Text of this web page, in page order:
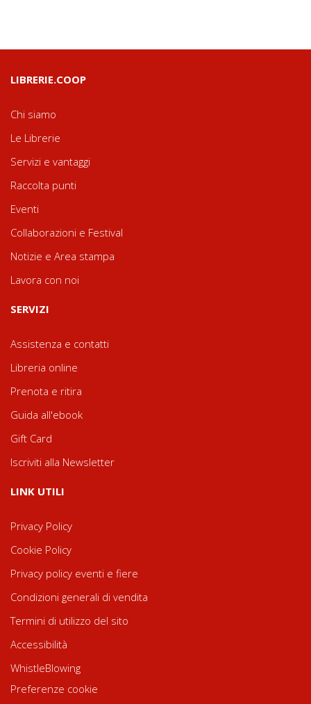
LIBRERIE.COOP
Chi siamo
Le Librerie
Servizi e vantaggi
Raccolta punti
Eventi
Collaborazioni e Festival
Notizie e Area stampa
Lavora con noi
SERVIZI
Assistenza e contatti
Libreria online
Prenota e ritira
Guida all'ebook
Gift Card
Iscriviti alla Newsletter
LINK UTILI
Privacy Policy
Cookie Policy
Privacy policy eventi e fiere
Condizioni generali di vendita
Termini di utilizzo del sito
Accessibilità
WhistleBlowing
Preferenze cookie